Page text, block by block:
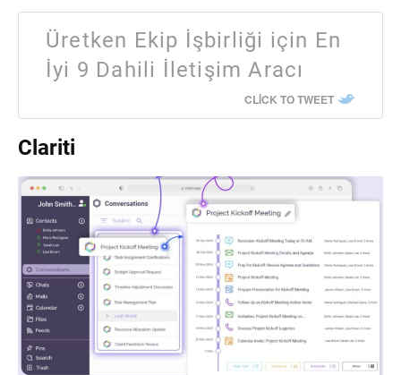
Üretken Ekip İşbirliği için En
İyi 9 Dahili İletişim Aracı
CLICK TO TWEET
Clariti